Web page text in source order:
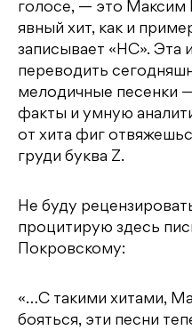
голосе, — это
явный хит, как и
записывает «НС». Эта
переводить
мелодичные песенки
факты и умную
от хита фиг
груди буква Z.
Не буду
процитирую здесь
Покровскому:
«…С такими хитами,
бояться, эти песни